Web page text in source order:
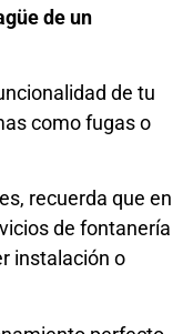
de un
de tu
como fugas o
recuerda que en
de fontanería
instalación o